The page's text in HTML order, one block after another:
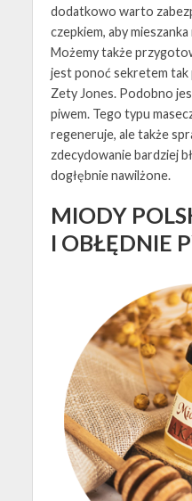
dodatkowo warto
czepkiem, aby mieszanka
Możemy także
jest ponoć sekretem tak
Zety Jones. Podobno
piwem. Tego typu
regeneruje, ale także
zdecydowanie bardziej
dogłębnie nawilżone.
MIODY
I OBŁĘDNIE